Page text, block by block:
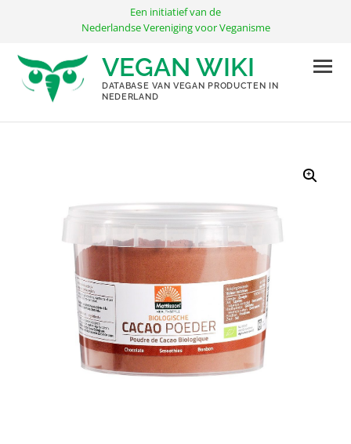
inhoud
Een initiatief van de
Nederlandse Vereniging voor Veganisme
VEGAN WIKI
DATABASE VAN VEGAN PRODUCTEN IN
NEDERLAND